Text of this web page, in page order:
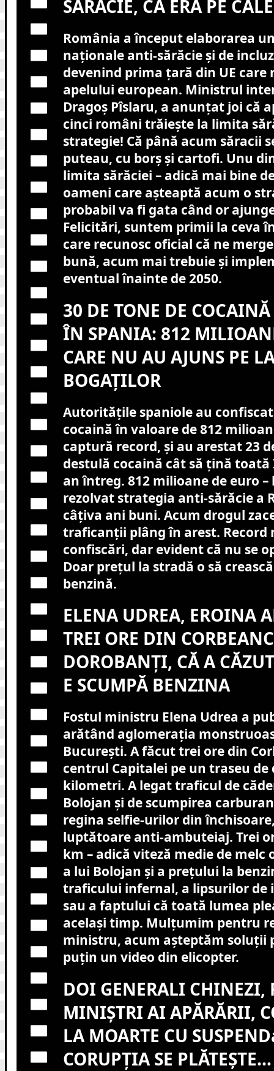
SĂRĂCIE, CĂ ERA PE
România a început elaborarea
naționale anti-sărăcie și de
devenind prima țară din UE care
apelului european. Ministrul
Dragoș Pîslaru, a anunțat joi că
cinci români trăiește la limita
strategie! Că până acum săracii
puteau, cu borș și cartofi. Unu
limita sărăciei – adică mai bine
oameni care așteaptă acum o
probabil va fi gata când or
Felicitări, suntem primii la ceva
care recunosc oficial că ne
bună, acum mai trebuie și
eventual înainte de 2050.
30 DE TONE DE
ÎN SPANIA: 812
CARE NU AU AJUNS PE
BOGAȚILOR
Autoritățile spaniole au confiscat
cocaină în valoare de 812
captură record, și au arestat 23
destulă cocaină cât să țină toată
an întreg. 812 milioane de euro
rezolvat strategia anti-sărăcie a
câțiva ani buni. Acum drogul
traficanții plâng în arest. Record
confiscări, dar evident că nu se
Doar prețul la stradă o să
benzină.
ELENA UDREA, EROINA
TREI ORE DIN
DOROBANȚI, CĂ A
E SCUMPĂ BENZINA
Fostul ministru Elena Udrea a
arătând aglomerația
București. A făcut trei ore din
centrul Capitalei pe un traseu de
kilometri. A legat traficul de
Bolojan și de scumpirea
regina selfie-urilor din
luptătoare anti-ambuteiaj. Trei
km – adică viteză medie de melc
a lui Bolojan și a prețului la
traficului infernal, a lipsurilor
sau a faptului că toată lumea
același timp. Mulțumim pentru
ministru, acum așteptăm soluții
puțin un video din elicopter.
DOI GENERALI CHINEZI,
MINIȘTRI AI APĂRĂRII,
LA MOARTE CU
CORUPȚIA SE